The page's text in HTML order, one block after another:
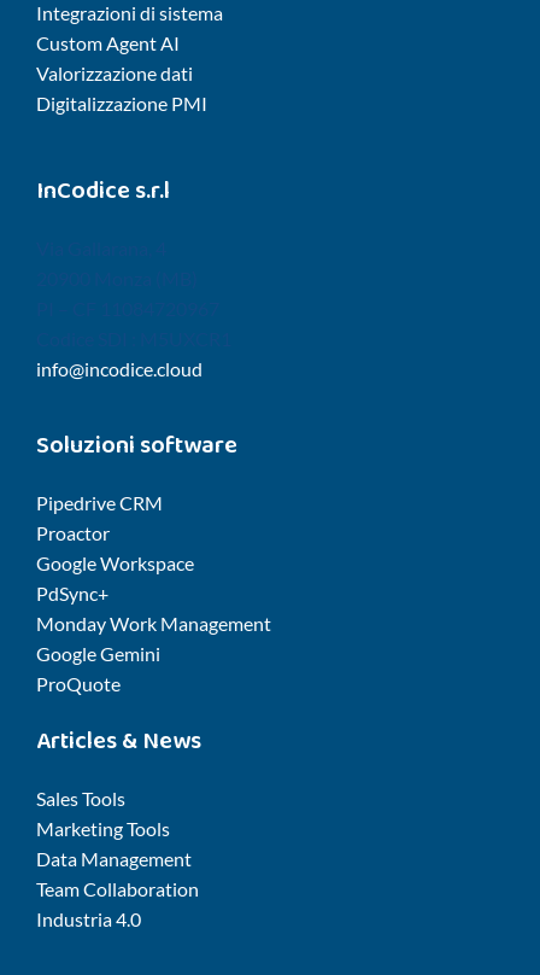
Integrazioni di sistema
Custom Agent AI
Valorizzazione dati
Digitalizzazione PMI
InCodice s.r.l
info@incodice.cloud
Soluzioni software
Pipedrive CRM
Proactor
Google Workspace
PdSync+
Monday Work Management
Google Gemini
ProQuote
Articles & News
Sales Tools
Marketing Tools
Data Management
Team Collaboration
Industria 4.0